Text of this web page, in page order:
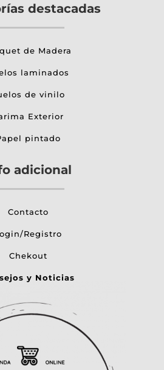
destacadas
de Madera
laminados
de vinilo
Exterior
pintado
adicional
Contacto
Registro
Chekout
y Noticias